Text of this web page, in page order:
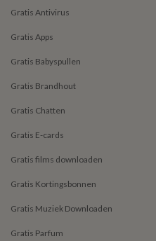
Gratis Antivirus
Gratis Apps
Gratis Babyspullen
Gratis Brandhout
Gratis Chatten
Gratis E-cards
Gratis films downloaden
Gratis Kortingsbonnen
Gratis Muziek Downloaden
Gratis Parfum